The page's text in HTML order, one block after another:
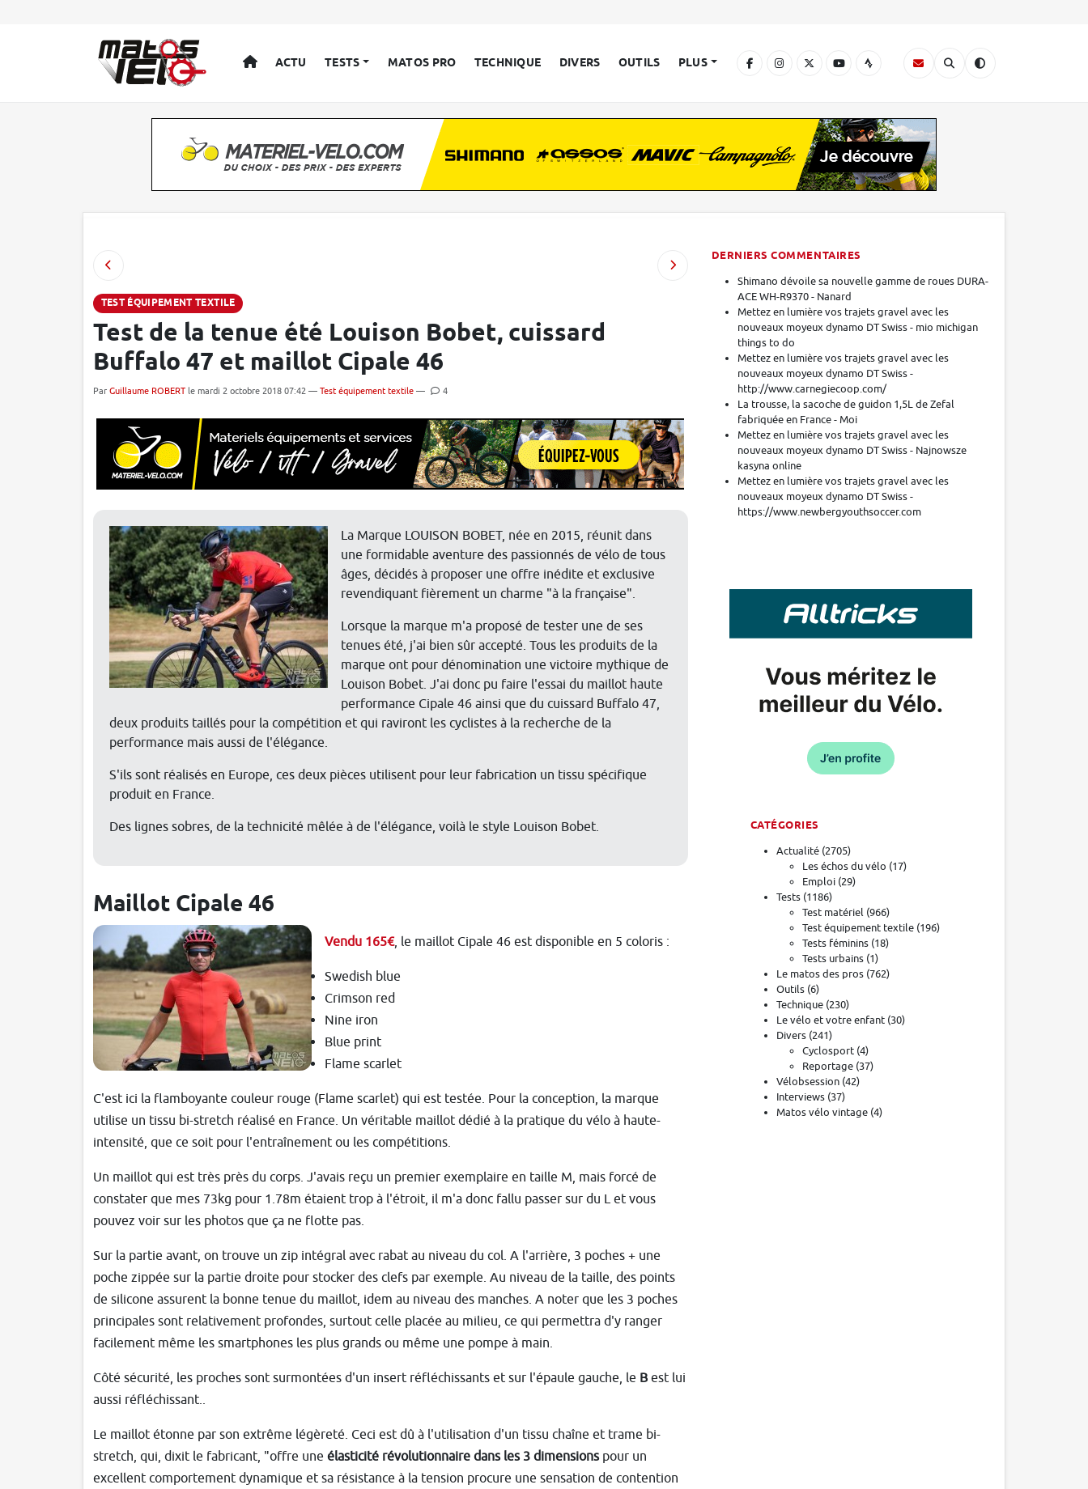
ACCUEIL
ACTU TESTS MATOS PRO TECHNIQUE DIVERS OUTILS PLUS
TEST ÉQUIPEMENT TEXTILE
Test de la tenue été Louison Bobet, cuissard
Buffalo 47 et maillot Cipale 46
Par Guillaume ROBERT le mardi 2 octobre 2018 07:42 — Test équipement textile — 4
La Marque LOUISON BOBET, née en 2015, réunit dans
une formidable aventure des passionnés de vélo de tous
âges, décidés à proposer une offre inédite et exclusive
revendiquant fièrement un charme "à la française".
Lorsque la marque m'a proposé de tester une de ses
tenues été, j'ai bien sûr accepté. Tous les produits de la
marque ont pour dénomination une victoire mythique de
Louison Bobet. J'ai donc pu faire l'essai du maillot haute
performance Cipale 46 ainsi que du cuissard Buffalo 47,
deux produits taillés pour la compétition et qui raviront les cyclistes à la recherche de la
performance mais aussi de l'élégance.
S'ils sont réalisés en Europe, ces deux pièces utilisent pour leur fabrication un tissu spécifique
produit en France.
Des lignes sobres, de la technicité mêlée à de l'élégance, voilà le style Louison Bobet.
Maillot Cipale 46
Vendu 165€, le maillot Cipale 46 est disponible en 5 coloris :
Swedish blue
Crimson red
Nine iron
Blue print
Flame scarlet
C'est ici la flamboyante couleur rouge (Flame scarlet) qui est testée. Pour la conception, la marque
utilise un tissu bi-stretch réalisé en France. Un véritable maillot dédié à la pratique du vélo à haute-
intensité, que ce soit pour l'entraînement ou les compétitions.
Un maillot qui est très près du corps. J'avais reçu un premier exemplaire en taille M, mais forcé de
constater que mes 73kg pour 1.78m étaient trop à l'étroit, il m'a donc fallu passer sur du L et vous
pouvez voir sur les photos que ça ne flotte pas.
Sur la partie avant, on trouve un zip intégral avec rabat au niveau du col. A l'arrière, 3 poches + une
poche zippée sur la partie droite pour stocker des clefs par exemple. Au niveau de la taille, des points
de silicone assurent la bonne tenue du maillot, idem au niveau des manches. A noter que les 3 poches
principales sont relativement profondes, surtout celle placée au milieu, ce qui permettra d'y ranger
facilement même les smartphones les plus grands ou même une pompe à main.
Côté sécurité, les proches sont surmontées d'un insert réfléchissants et sur l'épaule gauche, le B est lui
aussi réfléchissant..
Le maillot étonne par son extrême légèreté. Ceci est dû à l'utilisation d'un tissu chaîne et trame bi-
stretch, qui, dixit le fabricant, "offre une élasticité révolutionnaire dans les 3 dimensionspour un
excellent comportement dynamique et sa résistance à la tension procure une sensation de contention
DERNIERS COMMENTAIRES
Shimano dévoile sa nouvelle gamme de roues DURA-
ACE WH-R9370 - Nanard
Mettez en lumière vos trajets gravel avec les
nouveaux moyeux dynamo DT Swiss - mio michigan
things to do
Mettez en lumière vos trajets gravel avec les
nouveaux moyeux dynamo DT Swiss -
http://www.carnegiecoop.com/
La trousse, la sacoche de guidon 1,5L de Zefal
fabriquée en France - Moi
Mettez en lumière vos trajets gravel avec les
nouveaux moyeux dynamo DT Swiss - Najnowsze
kasyna online
Mettez en lumière vos trajets gravel avec les
nouveaux moyeux dynamo DT Swiss -
https://www.newbergyouthsoccer.com
CATÉGORIES
Actualité (2705)
Les échos du vélo (17)
Emploi (29)
Tests (1186)
Test matériel (966)
Test équipement textile (196)
Tests féminins (18)
Tests urbains (1)
Le matos des pros (762)
Outils (6)
Technique (230)
Le vélo et votre enfant (30)
Divers (241)
Cyclosport (4)
Reportage (37)
Vélobsession (42)
Interviews (37)
Matos vélo vintage (4)